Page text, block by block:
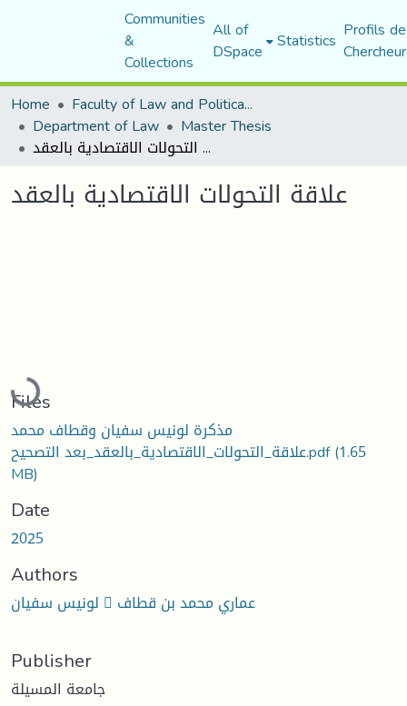
Communities
&
Collections
All of
DSpace Statistics Profils
Home
Faculty of Law and Political Science
Department of Law Master Thesis
علاقة التحولات الاقتصادية بالعقد
علاقة التحولات الاقتصادية بالعقد
Loading...
Files
مذكرة لونيس سفيان وقطاف محمد
علاقة_التحولات_الاقتصادية_بالعقد_بعد التصحيح.pdf(1.65
MB)
Date
2025
Authors
لونيس سفيان  عماري محمد بن قطاف
Publisher
جامعة المسيلة